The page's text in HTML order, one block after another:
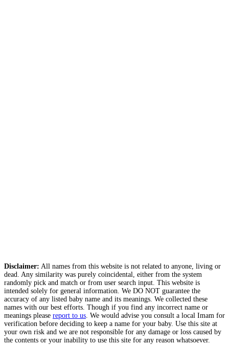
Disclaimer: All names from this website is not related to anyone, living or
dead. Any similarity was purely coincidental, either from the system
randomly pick and match or from user search input. This website is
intended solely for general information. We DO NOT guarantee the
accuracy of any listed baby name and its meanings. We collected these
names with our best efforts. Though if you find any incorrect name or
meanings please report to us . We would advise you consult a local Imam for
verification before deciding to keep a name for your baby. Use this site at
your own risk and we are not responsible for any damage or loss caused by
the contents or your inability to use this site for any reason whatsoever.